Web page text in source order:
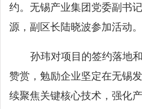
约。无锡产业集团党委副书
源，副区长陆晓波参加活动。
孙玮对项目的签约落地
赞赏，勉励企业坚定在无锡
续聚焦关键核心技术，强化